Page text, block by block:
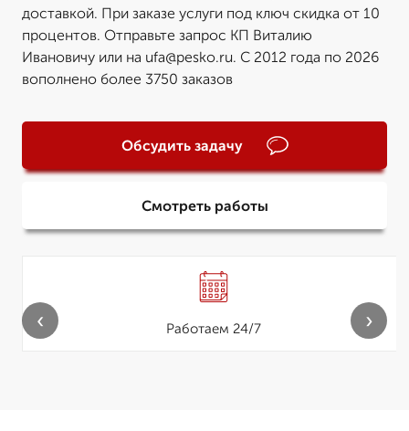
доставкой. При заказе услуги под ключ скидка от 10
процентов. Отправьте запрос КП Виталию
Ивановичу или на ufa@pesko.ru. С 2012 года по 2026
вополнено более 3750 заказов
Обсудить задачу
Смотреть работы
Работаем 24/7
‹ ›